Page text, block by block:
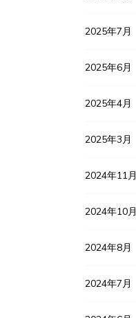
2025年7月
2025年6月
2025年4月
2025年3月
2024年11月
2024年10月
2024年8月
2024年7月